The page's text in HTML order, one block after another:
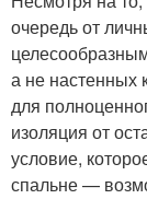
очередь от
а не настенных
для
изоляция от
условие,
спальне —